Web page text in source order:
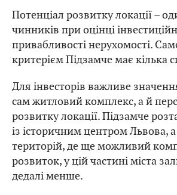
Потенціал розвитку локації –
чинників при оцінці
привабливості нерухомості.
критерієм Підзамче має кілька
Для інвесторів важливе
сам житловий комплекс, а й
розвитку локації. Підзамче
із історичним центром Львова,
територій, де ще можливий
розвиток, у цій частині міста
дедалі менше.